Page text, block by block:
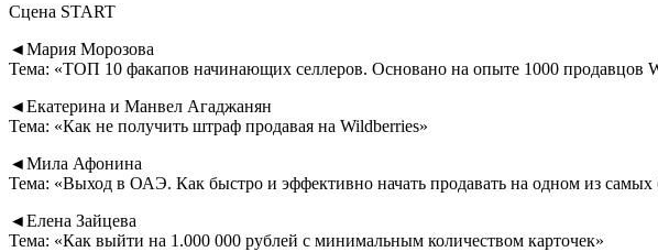
Сцена START
◄Мария Морозова
Тема: «ТОП 10 факапов начинающих селлеров. Основано на опыте 1000 продавцов
◄Екатерина и Манвел Агаджанян
Тема: «Как не получить штраф продавая на Wildberries»
◄Мила Афонина
Тема: «Выход в ОАЭ. Как быстро и эффективно начать продавать на одном из
◄Елена Зайцева
Тема: «Как выйти на 1.000 000 рублей с минимальным количеством карточек»